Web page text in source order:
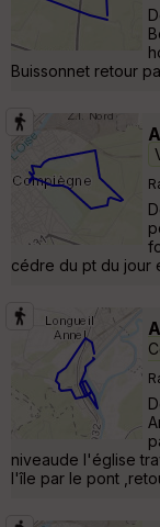
Buissonnet retour
cédre du pt du jour
niveaude l'église
l'île par le pont